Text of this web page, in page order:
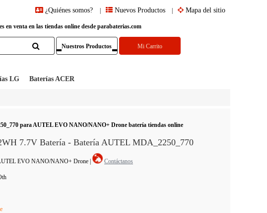
Mapa del sitio
Nuevos Productos
¿Quiénes somos?
venta en las tiendas online desde parabaterias.com
Nuestros Productos Mi Carrito
LG Baterías ACER
para AUTEL EVO NANO/NANO+ Drone batería tiendas online
7.7V Batería - Batería AUTEL MDA_2250_770
EVO NANO/NANO+ Drone Contáctanos